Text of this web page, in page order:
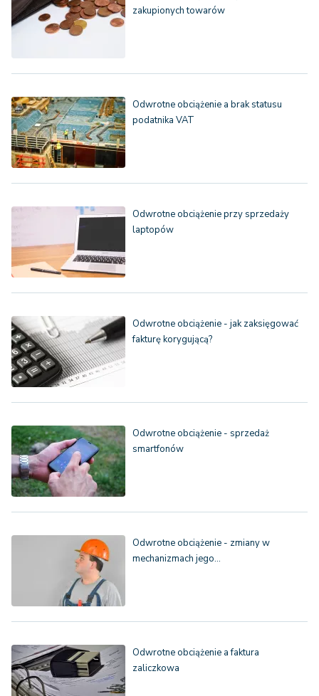
zakupionych towarów
Odwrotne obciążenie a brak statusu
podatnika VAT
Odwrotne obciążenie przy sprzedaży
laptopów
Odwrotne obciążenie - jak zaksięgować
fakturę korygującą?
Odwrotne obciążenie - sprzedaż
smartfonów
Odwrotne obciążenie - zmiany w
mechanizmach jego…
Odwrotne obciążenie a faktura
zaliczkowa